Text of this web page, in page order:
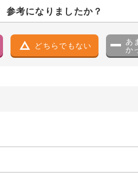
参考になりましたか？
どちらでもない
あ
か